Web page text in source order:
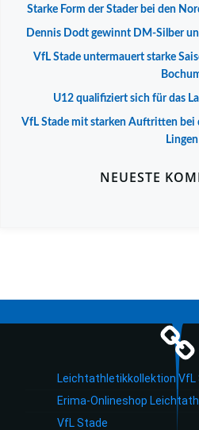
Starke Form der Stader bei den
Dennis Dodt gewinnt DM-Silber
VfL Stade untermauert starke
U12 qualifiziert sich für das
VfL Stade mit starken Auftritten bei
Lingen
NEUESTE
Leichtathletikkollektion VfL
Erima-Onlineshop
VfL Stade